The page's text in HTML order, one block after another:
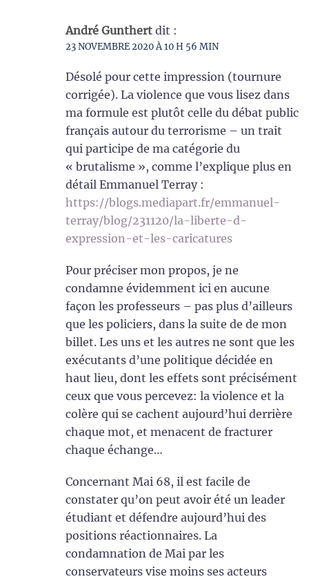
André Gunthert dit :
23 NOVEMBRE 2020 À 10 H 56 MIN
Désolé pour cette impression (tournure
corrigée). La violence que vous lisez dans
ma formule est plutôt celle du débat public
français autour du terrorisme – un trait
qui participe de ma catégorie du
« brutalisme », comme l’explique plus en
détail Emmanuel Terray :
https://blogs.mediapart.fr/emmanuel-
terray/blog/231120/la-liberte-d-
expression-et-les-caricatures
Pour préciser mon propos, je ne
condamne évidemment ici en aucune
façon les professeurs – pas plus d’ailleurs
que les policiers, dans la suite de de mon
billet. Les uns et les autres ne sont que les
exécutants d’une politique décidée en
haut lieu, dont les effets sont précisément
ceux que vous percevez: la violence et la
colère qui se cachent aujourd’hui derrière
chaque mot, et menacent de fracturer
chaque échange…
Concernant Mai 68, il est facile de
constater qu’on peut avoir été un leader
étudiant et défendre aujourd’hui des
positions réactionnaires. La
condamnation de Mai par les
conservateurs vise moins ses acteurs